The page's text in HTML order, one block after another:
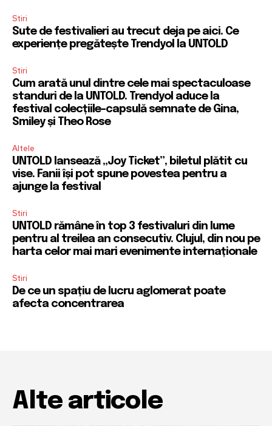
Stiri
Sute de festivalieri au trecut deja pe aici. Ce
experiențe pregătește Trendyol la UNTOLD
Stiri
Cum arată unul dintre cele mai spectaculoase
standuri de la UNTOLD. Trendyol aduce la
festival colecțiile-capsulă semnate de Gina,
Smiley și Theo Rose
Altele
UNTOLD lansează „Joy Ticket”, biletul plătit cu
vise. Fanii își pot spune povestea pentru a
ajunge la festival
Stiri
UNTOLD rămâne în top 3 festivaluri din lume
pentru al treilea an consecutiv. Clujul, din nou pe
harta celor mai mari evenimente internaționale
Stiri
De ce un spațiu de lucru aglomerat poate
afecta concentrarea
Alte articole